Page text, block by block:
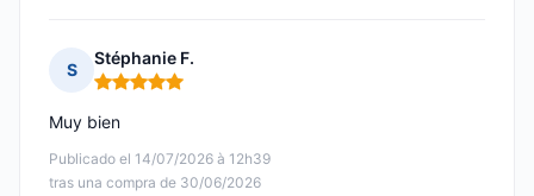
S
Stéphanie F.
Nota: 5 de 5
Publicado el 14/07/2026 à 12h39
tras una compra de 30/06/2026
Muy bien